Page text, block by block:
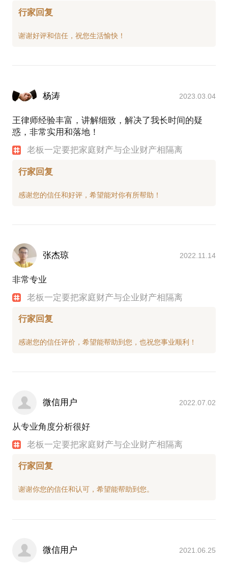
行家回复
杨涛 2023.03.04
王律师经验丰富，讲解细致，解决了我长时间的疑
惑，非常实用和落地！
老板一定要把家庭财产与企业财产相隔离
行家回复
张杰琼 2022.11.14
非常专业
老板一定要把家庭财产与企业财产相隔离
行家回复
微信用户 2022.07.02
从专业角度分析很好
老板一定要把家庭财产与企业财产相隔离
行家回复
微信用户 2021.06.25